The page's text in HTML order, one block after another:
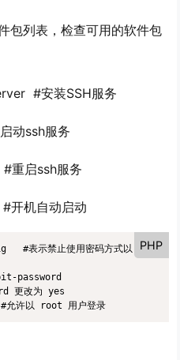
列表，检查可用的软件包
#安装SSH服务
动ssh服务
重启ssh服务
开机自动启动
PHP
#表示禁止使用密码方式以 root 用
password
更改为 yes
#允许以 root 用户登录